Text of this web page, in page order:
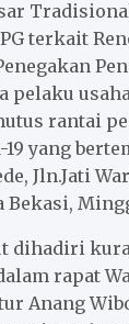
terkait
pelaku
rantai
yang
Jln.Jati
Bekasi,
dihadiri
rapat
Anang